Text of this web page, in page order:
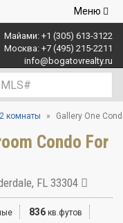
Открыть
Меню
Майами: +1 (305) 613-3122
Москва: +7 (495) 215-2211
info@bogatovrealty.ru
2 комнаты Gallery One
Condo For
FL 33304
836 кв.футов